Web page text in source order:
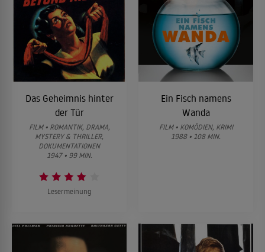
Das Geheimnis hinter
der Tür
FILM • ROMANTIK, DRAMA,
MYSTERY & THRILLER,
DOKUMENTATIONEN
1947 • 99 MIN.
Lesermeinung
Ein Fisch namens
Wanda
FILM • KOMÖDIEN, KRIMI
1988 • 108 MIN.